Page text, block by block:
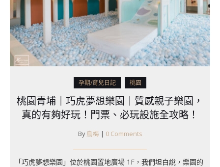
孕期/育兒日記 桃園
桃園青埔｜巧虎夢想樂園｜質感親子樂園，
真的有夠好玩！門票、必玩設施全攻略！
By 烏梅 | 0 Comments
​「巧虎夢想樂園」位於桃園置地廣場 1F，我們坦白說，樂園的